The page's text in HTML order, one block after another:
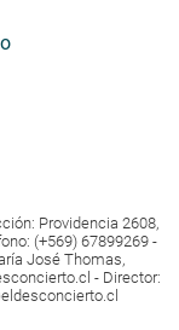
Providencia 2608,
(+569) 67899269 -
José Thomas,
- Director: